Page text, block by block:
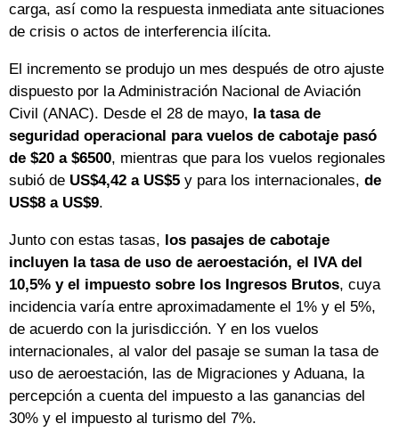
carga, así como la respuesta inmediata ante situaciones
de crisis o actos de interferencia ilícita.
El incremento se produjo un mes después de otro ajuste
dispuesto por la Administración Nacional de Aviación
Civil (ANAC). Desde el 28 de mayo, la tasa de
seguridad operacional para vuelos de cabotaje pasó
de $20 a $6500, mientras que para los vuelos regionales
subió de US$4,42 a US$5 y para los internacionales, de
US$8 a US$9.
Junto con estas tasas, los pasajes de cabotaje
incluyen la tasa de uso de aeroestación, el IVA del
10,5% y el impuesto sobre los Ingresos Brutos, cuya
incidencia varía entre aproximadamente el 1% y el 5%,
de acuerdo con la jurisdicción. Y en los vuelos
internacionales, al valor del pasaje se suman la tasa de
uso de aeroestación, las de Migraciones y Aduana, la
percepción a cuenta del impuesto a las ganancias del
30% y el impuesto al turismo del 7%.